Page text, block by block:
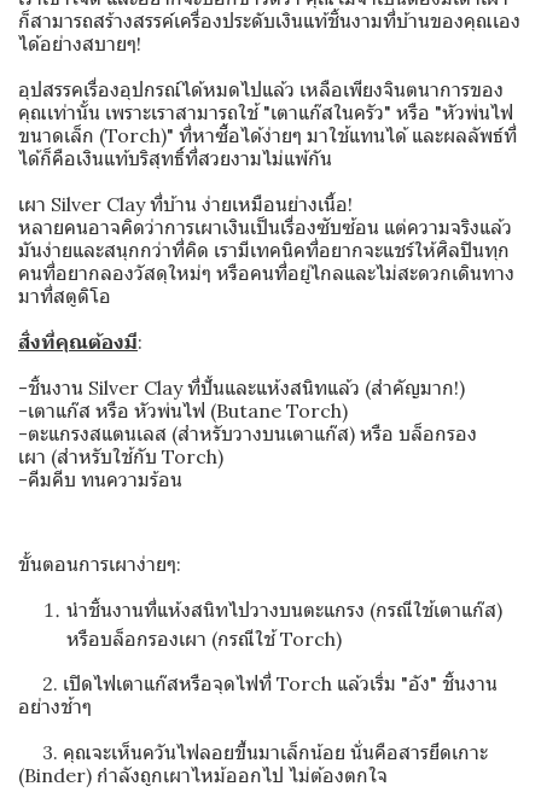
ก็สามารถสร้างสรรค์เครื่องประดับเงินแท้ชิ้นงามที่บ้านของคุณเอง
ได้อย่างสบายๆ!
อุปสรรคเรื่องอุปกรณ์ได้หมดไปแล้ว เหลือเพียงจินตนาการของ
คุณเท่านั้น เพราะเราสามารถใช้ "เตาแก๊สในครัว" หรือ "หัวพ่นไฟ
ขนาดเล็ก (Torch)" ที่หาซื้อได้ง่ายๆ มาใช้แทนได้ และผลลัพธ์ที่
ได้ก็คือเงินแท้บริสุทธิ์ที่สวยงามไม่แพ้กัน
เผา Silver Clay ที่บ้าน ง่ายเหมือนย่างเนื้อ!
หลายคนอาจคิดว่าการเผาเงินเป็นเรื่องซับซ้อน แต่ความจริงแล้ว
มันง่ายและสนุกกว่าที่คิด เรามีเทคนิคที่อยากจะแชร์ให้ศิลปินทุก
คนที่อยากลองวัสดุใหม่ๆ หรือคนที่อยู่ไกลและไม่สะดวกเดินทาง
มาที่สตูดิโอ
สิ่งที่คุณต้องมี:
-ชิ้นงาน Silver Clay ที่ปั้นและแห้งสนิทแล้ว (สำคัญมาก!)
-เตาแก๊ส หรือ หัวพ่นไฟ (Butane Torch)
-ตะแกรงสแตนเลส (สำหรับวางบนเตาแก๊ส) หรือ บล็อกรอง
เผา (สำหรับใช้กับ Torch)
-คีมคีบ ทนความร้อน
ขั้นตอนการเผาง่ายๆ:
นำชิ้นงานที่แห้งสนิทไปวางบนตะแกรง (กรณีใช้เตาแก๊ส)
หรือบล็อกรองเผา (กรณีใช้ Torch)
2. เปิดไฟเตาแก๊สหรือจุดไฟที่ Torch แล้วเริ่ม "อัง" ชิ้นงาน
อย่างช้าๆ
3. คุณจะเห็นควันไฟลอยขึ้นมาเล็กน้อย นั่นคือสารยึดเกาะ
(Binder) กำลังถูกเผาไหม้ออกไป ไม่ต้องตกใจ